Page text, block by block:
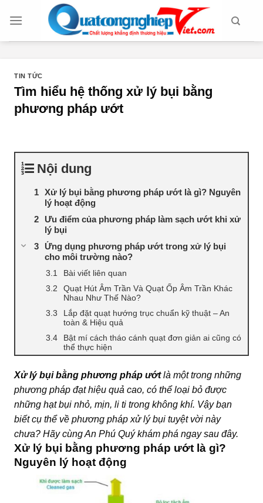
đến
TIN TỨC
Tìm hiểu hệ thống xử lý bụi bằng
phương pháp ướt
Nội dung
Xử lý bụi bằng phương pháp ướt là gì? Nguyên
lý hoạt động
Ưu điểm của phương pháp làm sạch ướt khi xử
lý bụi
Ứng dụng phương pháp ướt trong xử lý bụi
cho môi trường nào?
Bài viết liên quan
Quạt Hút Âm Trần Và Quạt Ốp Âm Trần Khác
Nhau Như Thế Nào?
Lắp đặt quạt hướng trục chuẩn kỹ thuật – An
toàn & Hiệu quả
Bật mí cách tháo cánh quạt đơn giản ai cũng có
thể thực hiện
Xử lý bụi bằng phương pháp ướtlà một trong những
phương pháp đạt hiệu quả cao, có thể loại bỏ được
những hạt bụi nhỏ, mịn, li ti trong không khí. Vậy bạn
biết cụ thể về phương pháp xử lý bụi tuyệt vời này
chưa? Hãy cùng An Phú Quý khám phá ngay sau đây.
Xử lý bụi bằng phương pháp ướt là gì?
Nguyên lý hoạt động